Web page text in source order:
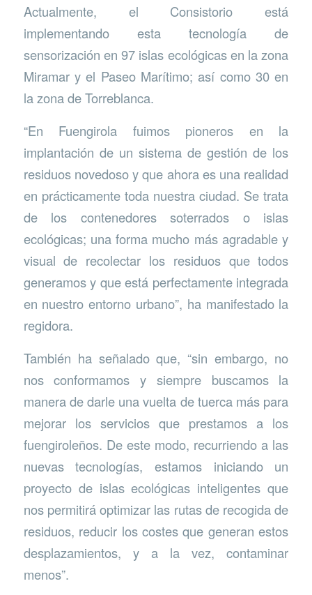
Actualmente, el Consistorio está
implementando esta tecnología de
sensorización en 97 islas ecológicas en la zona
Miramar y el Paseo Marítimo; así como 30 en
la zona de Torreblanca.
“En Fuengirola fuimos pioneros en la
implantación de un sistema de gestión de los
residuos novedoso y que ahora es una realidad
en prácticamente toda nuestra ciudad. Se trata
de los contenedores soterrados o islas
ecológicas; una forma mucho más agradable y
visual de recolectar los residuos que todos
generamos y que está perfectamente integrada
en nuestro entorno urbano”, ha manifestado la
regidora.
También ha señalado que, “sin embargo, no
nos conformamos y siempre buscamos la
manera de darle una vuelta de tuerca más para
mejorar los servicios que prestamos a los
fuengiroleños. De este modo, recurriendo a las
nuevas tecnologías, estamos iniciando un
proyecto de islas ecológicas inteligentes que
nos permitirá optimizar las rutas de recogida de
residuos, reducir los costes que generan estos
desplazamientos, y a la vez, contaminar
menos”.